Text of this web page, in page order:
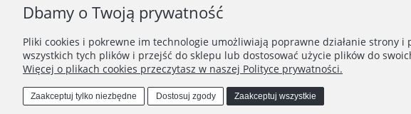
Jak dobrać rozmiar pierścionka?
Jak dbać o biżuterię?
Dostawa i płatności
Polityka prywatności
Regulamin
Zwroty
Dbamy o Twoją prywatność
Pliki cookies i pokrewne im technologie umożliwiają poprawne działanie strony
wszystkich tych plików i przejść do sklepu lub dostosować użycie plików do
Więcej o plikach cookies przeczytasz w naszej Polityce prywatności.
Zaakceptuj tylko niezbędne Dostosuj zgody Zaakceptuj wszystkie